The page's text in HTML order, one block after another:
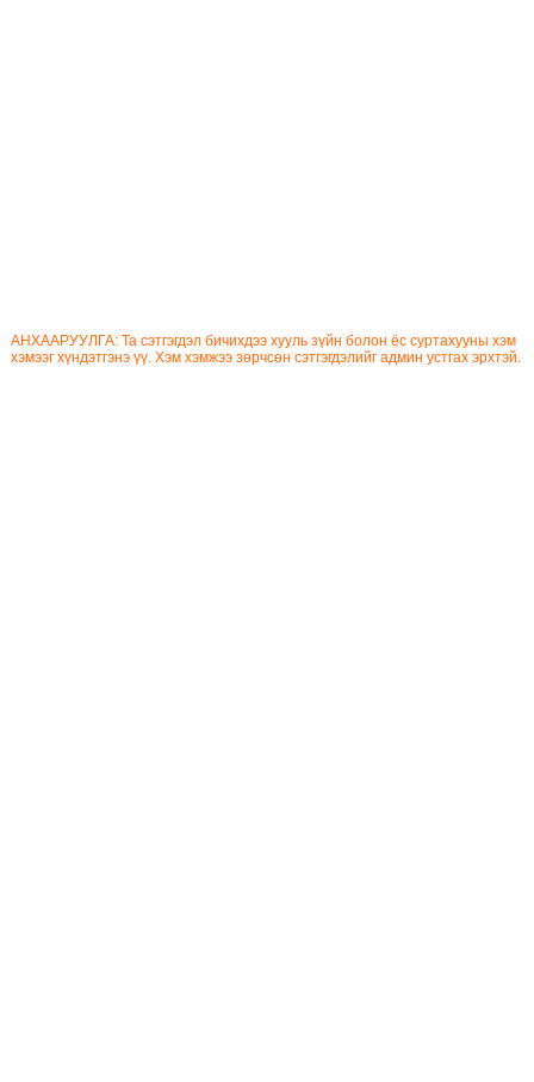
АНХААРУУЛГА: Та сэтгэгдэл бичихдээ хууль зүйн болон ёс суртахууны хэм
хэмээг хүндэтгэнэ үү. Хэм хэмжээ зөрчсөн сэтгэгдэлийг админ устгах эрхтэй.